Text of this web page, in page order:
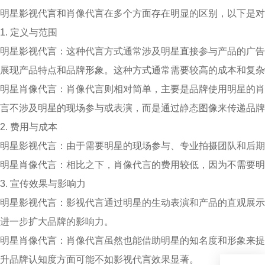
明星影视代言和肖像代言在多个方面存在明显的区别，以下是
1. 定义与范围
明星影视代言：这种代言方式通常涉及明星直接参与产品的广
展现产品特点和品牌形象。这种方式通常需要较高的成本和复
明星肖像代言：肖像代言则相对简单，主要是品牌使用明星的
言不涉及明星的现场参与或表演，而是通过静态图像来传递品
2. 费用与成本
明星影视代言：由于需要明星的现场参与、专业拍摄团队和后
明星肖像代言：相比之下，肖像代言的费用较低，因为不需要
3. 宣传效果与影响力
明星影视代言：影视代言通过明星的生动表演和产品的直观展
进一步扩大品牌的影响力。
明星肖像代言：肖像代言虽然也能借助明星的知名度和形象来
升品牌认知度方面可能不如影视代言效果显著。